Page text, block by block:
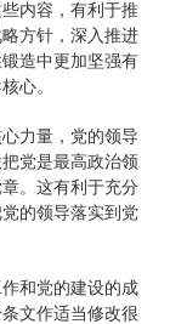
内容，有利于推
方针，深入推进
造中更加坚强有
心。
力量，党的领导
党是最高政治领
。这有利于充分
的领导落实到党
和党的建设的成
文作适当修改很